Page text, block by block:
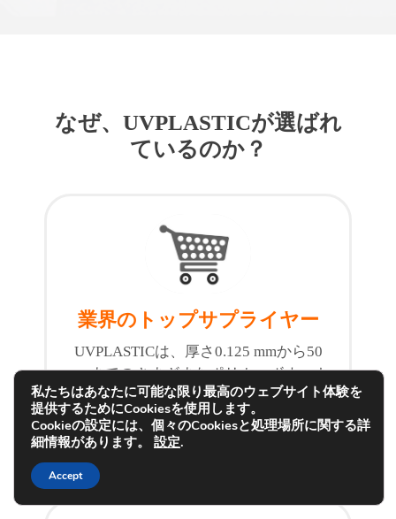
なぜ、UVPLASTICが選ばれ
ているのか？
業界のトップサプライヤー
UVPLASTICは、厚さ0.125 mmから50
mmまでのさまざまなポリカーボネート
板を製造しております。すべてのポリ
カーボネートをここで見つけることが
できると言えます。
私たちはあなたに可能な限り最高のウェブサイト体験を
提供するためにCookiesを使用します。
Cookieの設定には、個々のCookiesと処理場所に関する詳
細情報があります。 設定.
Accept